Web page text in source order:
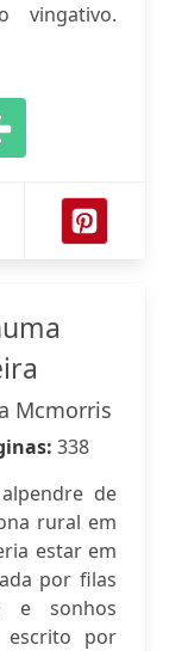
vingativo.
Mcmorris
338
de
rural em
estar em
por filas
e sonhos
escrito por